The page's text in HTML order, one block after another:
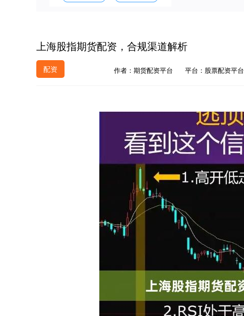
上海股指期货配资，合规渠道解析
配资 作者：期货配资平台 平台：股票配资平台